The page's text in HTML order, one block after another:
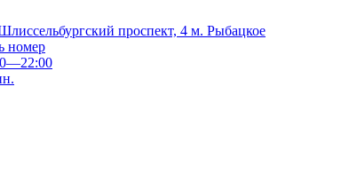
проспект, 4 м. Рыбацкое
номер